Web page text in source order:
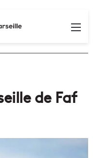
de Faf